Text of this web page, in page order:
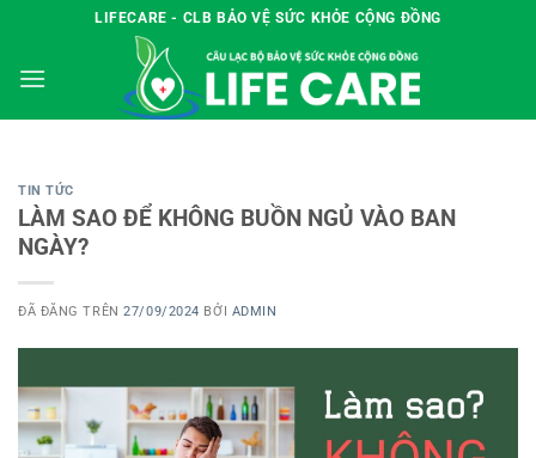
nội
LIFECARE - CLB BẢO VỆ SỨC KHỎE CỘNG ĐỒNG
TIN TỨC
LÀM SAO ĐỂ KHÔNG BUỒN NGỦ VÀO BAN
NGÀY?
ĐÃ ĐĂNG TRÊN27/09/2024 BỞI ADMIN